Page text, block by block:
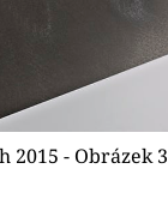
2015 - Obrázek 3